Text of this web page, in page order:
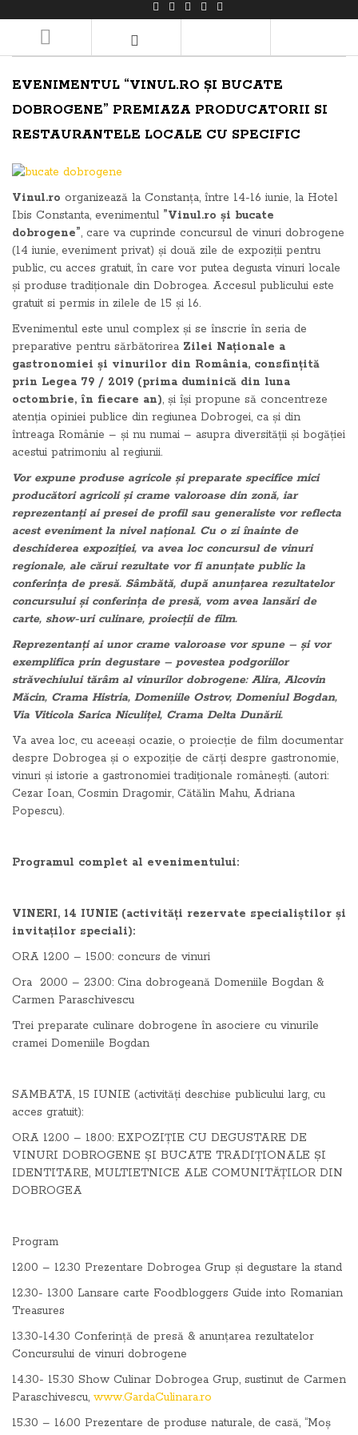
EVENIMENTUL “VINUL.RO ȘI BUCATE
DOBROGENE” PREMIAZA PRODUCATORII SI
RESTAURANTELE LOCALE CU SPECIFIC
Vinul.ro organizează la Constanța, între 14-16 iunie, la Hotel
Ibis Constanta, evenimentul ”Vinul.ro și bucate
dobrogene”, care va cuprinde concursul de vinuri dobrogene
(14 iunie, eveniment privat) și două zile de expoziții pentru
public, cu acces gratuit, în care vor putea degusta vinuri locale
și produse tradiționale din Dobrogea. Accesul publicului este
gratuit si permis in zilele de 15 și 16.
Evenimentul este unul complex și se înscrie în seria de
preparative pentru sărbătorirea Zilei Naționale a
gastronomiei și vinurilor din România, consfințită
prin Legea 79 / 2019 (prima duminică din luna
octombrie, în fiecare an), și își propune să concentreze
atenția opiniei publice din regiunea Dobrogei, ca și din
întreaga Românie – și nu numai – asupra diversității și bogăției
acestui patrimoniu al regiunii.
Vor expune produse agricole și preparate specifice mici
producători agricoli și crame valoroase din zonă, iar
reprezentanți ai presei de profil sau generaliste vor reflecta
acest eveniment la nivel național. Cu o zi înainte de
deschiderea expoziției, va avea loc concursul de vinuri
regionale, ale cărui rezultate vor fi anunțate public la
conferința de presă. Sâmbătă, după anunțarea rezultatelor
concursului și conferința de presă, vom avea lansări de
carte, show-uri culinare, proiecții de film.
Reprezentanți ai unor crame valoroase vor spune – și vor
exemplifica prin degustare – povestea podgoriilor
străvechiului tărâm al vinurilor dobrogene: Alira, Alcovin
Măcin, Crama Histria, Domeniile Ostrov, Domeniul Bogdan,
Via Viticola Sarica Niculițel, Crama Delta Dunării.
Va avea loc, cu aceeași ocazie, o proiecție de film documentar
despre Dobrogea și o expoziție de cărți despre gastronomie,
vinuri și istorie a gastronomiei tradiționale românești. (autori:
Cezar Ioan, Cosmin Dragomir, Cătălin Mahu, Adriana
Popescu).
Programul complet al evenimentului:
VINERI, 14 IUNIE (activități rezervate specialiștilor și
invitaților speciali):
ORA 12.00 – 15.00: concurs de vinuri
Ora 20.00 – 23.00: Cina dobrogeană Domeniile Bogdan &
Carmen Paraschivescu
Trei preparate culinare dobrogene în asociere cu vinurile
cramei Domeniile Bogdan
SAMBATA, 15 IUNIE (activități deschise publicului larg, cu
acces gratuit):
ORA 12.00 – 18.00: EXPOZIȚIE CU DEGUSTARE DE
VINURI DOBROGENE ȘI BUCATE TRADIȚIONALE ȘI
IDENTITARE, MULTIETNICE ALE COMUNITĂȚILOR DIN
DOBROGEA
Program
12.00 – 12.30 Prezentare Dobrogea Grup și degustare la stand
12.30- 13.00 Lansare carte Foodbloggers Guide into Romanian
Treasures
13.30-14.30 Conferință de presă & anunțarea rezultatelor
Concursului de vinuri dobrogene
14.30- 15.30 Show Culinar Dobrogea Grup, sustinut de Carmen
Paraschivescu, www.GardaCulinara.ro
15.30 – 16.00 Prezentare de produse naturale, de casă, “Moș